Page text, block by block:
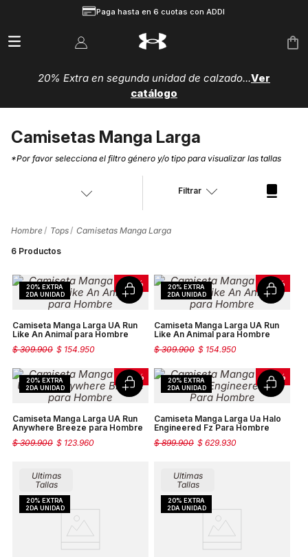
Paga hasta en 6 cuotas con ADDI
20% Extra en segunda unidad de calzado...Ver
catálogo
Camisetas Manga Larga
*Por favor selecciona el filtro género y/o tipo para visualizar las tallas
Filtrar
Hombre Tops
Camisetas Manga Larga
6 Productos
- 50 %
Camiseta Manga Larga UA Run
Like An Animal para Hombre
$ 154.950
$ 309.900
- 50 %
Camiseta Manga Larga UA Run
Like An Animal para Hombre
$ 154.950
$ 309.900
- 60 %
Camiseta Manga Larga UA Run
Anywhere Breeze para Hombre
$ 123.960
$ 309.900
- 30 %
Camiseta Manga Larga Ua Halo
Engineered Fz Para Hombre
$ 629.930
$ 899.900
Ultimas
Tallas
Ultimas
Tallas